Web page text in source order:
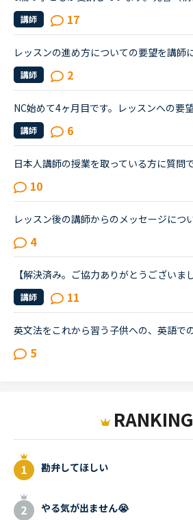
講師 17
講師 2
講師 6
10
4
講師 11
5
RANKING
勘弁してほしい
やる気が出ません😭